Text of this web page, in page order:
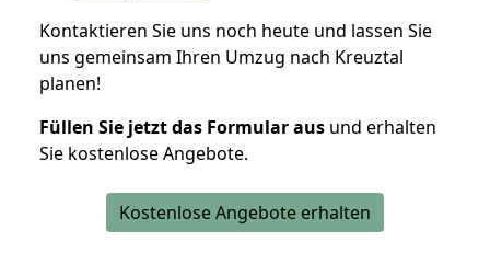
Kontaktieren Sie uns noch heute und lassen Sie
uns gemeinsam Ihren Umzug nach Kreuztal
planen!
Füllen Sie jetzt das Formular aus und erhalten
Sie kostenlose Angebote.
Kostenlose Angebote erhalten